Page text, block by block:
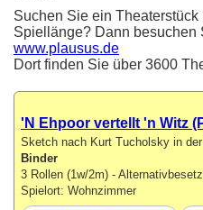
Suchen Sie ein
Spiellänge? Dann besuchen
www.plausus.de
Dort finden Sie über 3600
'N Ehpoor vertellt 'n Witz
Sketch nach Kurt Tucholsky in
Binder
3 Rollen (1w/2m) -
Spielort: Wohnzimmer